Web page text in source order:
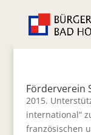
Förderverein
2015.
international“
französischen